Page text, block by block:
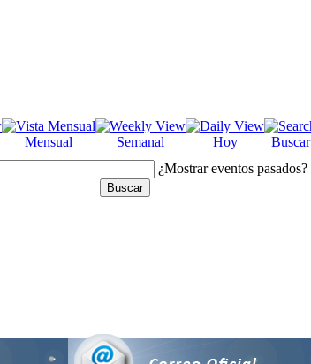
Mensual Semanal Hoy
Buscar
¿Mostrar eventos pasados?